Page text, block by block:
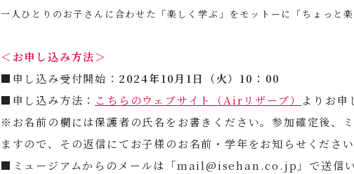
一人ひとりのお子さんに合わせた「楽しく学ぶ」をモットーに「ちょっと
＜お申し込み方法＞
■申し込み受付開始： 2024年10月1日（火）10：00
■申し込み方法： こちらのウェブサイト（Airリザーブ）
よりお申
※お名前の欄には保護者の氏名をお書きください。参加確定後、
ますので、その返信にてお子様のお名前・学年をお知らせください
■ミュージアムからのメールは「mail@isehan.co.jp」で送信い